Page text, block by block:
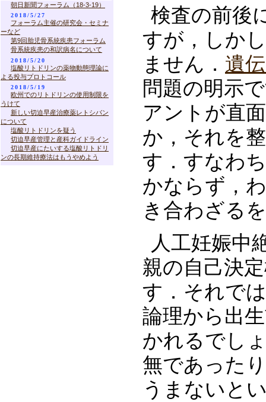
検査の前後
すが，しか
ません． 遺
問題の明示
アントが直
か，それを
す．すなわ
かならず，
き合わざる
人工妊娠中
親の自己決
す．それで
論理から出
かれるでし
無であった
うまないと
朝日新聞フォーラム（18-3-19）
2018/5/27
フォーラム主催の研究会・セミナ
ーなど
第9回胎児骨系統疾患フォーラム
骨系統疾患の和訳病名について
2018/5/20
塩酸リトドリンの薬物動態理論に
よる投与プロトコール
2018/5/19
欧州でのリトドリンの使用制限を
うけて
新しい切迫早産治療薬レトシバン
について
塩酸リトドリンを疑う
切迫早産管理と産科ガイドライン
切迫早産にたいする塩酸リトドリ
ンの長期維持療法はもうやめよう